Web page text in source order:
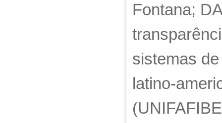
Fontana;
sistemas
latino-